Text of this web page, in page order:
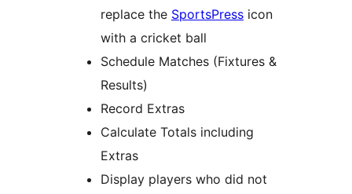
replace the SportsPress icon
with a cricket ball
Schedule Matches (Fixtures &
Results)
Record Extras
Calculate Totals including
Extras
Display players who did not